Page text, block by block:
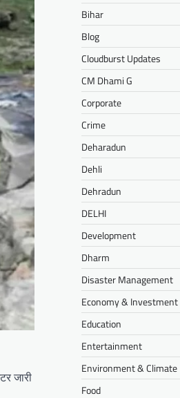
जारी
Bihar
Blog
Cloudburst Updates
CM Dhami G
Corporate
Crime
Deharadun
Dehli
Dehradun
DELHI
Development
Dharm
Disaster Management
Economy & Investment
Education
Entertainment
Environment & Climate
Food